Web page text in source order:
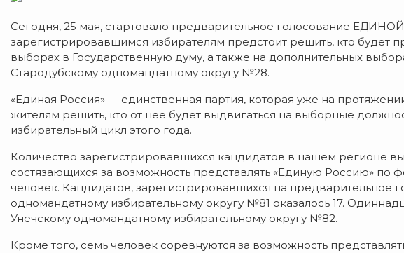
Сегодня, 25 мая, стартовало предварительное голосование
зарегистрировавшимся избирателям предстоит решить, кто будет
выборах в Государственную думу, а также на дополнительных
Стародубскому одномандатному округу №28.
«Единая Россия» — единственная партия, которая уже на
жителям решить, кто от нее будет выдвигаться на выборные
избирательный цикл этого года.
Количество зарегистрировавшихся кандидатов в нашем регионе
состязающихся за возможность представлять «Единую Россию» по
человек. Кандидатов, зарегистрировавшихся на предварительное
одномандатному избирательному округу №81 оказалось 17.
Унечскому одномандатному избирательному округу №82.
Кроме того, семь человек соревнуются за возможность